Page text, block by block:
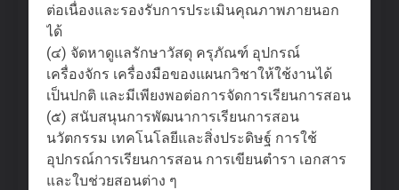
ต่อเนื่องและรองรับการประเมินคุณภาพภายนอก
ได้
(๔) จัดหาดูแลรักษาวัสดุ ครุภัณฑ์ อุปกรณ์
เครื่องจักร เครื่องมือของแผนกวิชาให้ใช้งานได้
เป็นปกติ และมีเพียงพอต่อการจัดการเรียนการสอน
(๕) สนับสนุนการพัฒนาการเรียนการสอน
นวัตกรรม เทคโนโลยีและสิ่งประดิษฐ์ การใช้
อุปกรณ์การเรียนการสอน การเขียนตำรา เอกสาร
และใบช่วยสอนต่าง ๆ